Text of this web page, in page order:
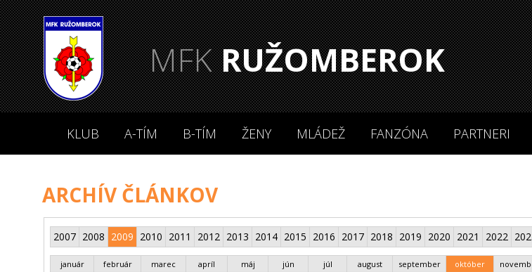
MFKRUŽOMBEROK
KLUB A-TÍM B-TÍM ŽENY MLÁDEŽ FANZÓNA PARTNERI
ARCHÍV ČLÁNKOV
2007 2008 2009 2010 2011 2012 2013 2014 2015 2016 2017 2018 2019 2020 2021 2022
január február marec apríl máj jún júl august september október